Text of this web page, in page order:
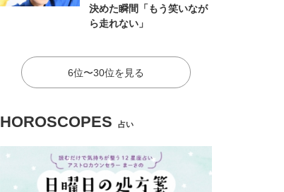
決めた瞬間「もう笑いなが
ら走れない」
6位〜30位を見る
HOROSCOPES 占い